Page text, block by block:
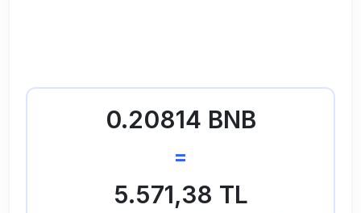
0.20814 BNB
=
5.571,38 TL